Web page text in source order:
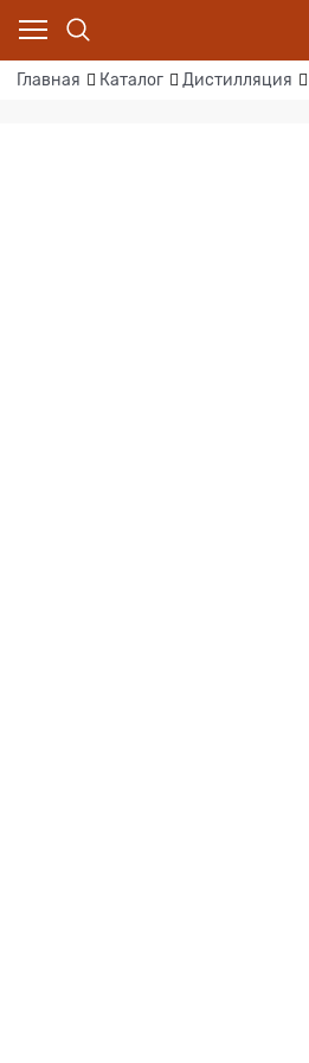
Главная Каталог Дистилляция